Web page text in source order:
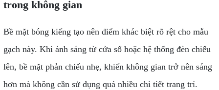
trong không gian
Bề mặt bóng kiếng tạo nên điểm khác biệt rõ rệt cho mẫu
gạch này. Khi ánh sáng từ cửa sổ hoặc hệ thống đèn chiếu
lên, bề mặt phản chiếu nhẹ, khiến không gian trở nên sáng
hơn mà không cần sử dụng quá nhiều chi tiết trang trí.